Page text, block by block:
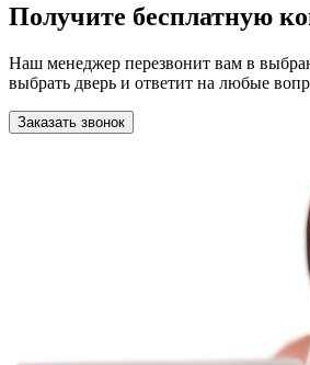
Получите бесплатную
Наш менеджер перезвонит вам в
выбрать дверь и ответит на любые
Заказать звонок